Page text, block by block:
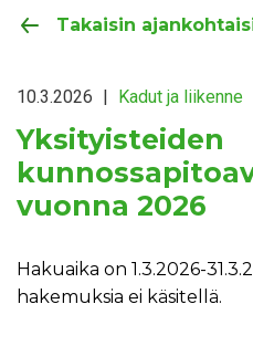
Takaisin
10.3.2026 | Kadut ja liikenne
Yksityisteiden
vuonna 2026
Hakuaika on 1.3.2026-
hakemuksia ei käsitellä.